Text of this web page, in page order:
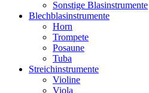
Sonstige Blasinstrumente
Blechblasinstrumente
Horn
Trompete
Posaune
Tuba
Streichinstrumente
Violine
Viola